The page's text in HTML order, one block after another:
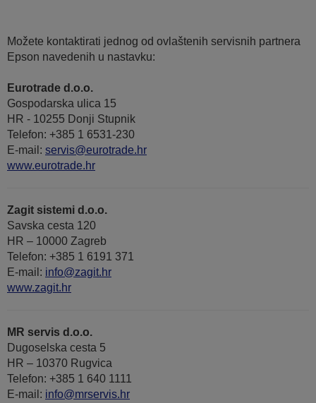
Možete kontaktirati jednog od ovlaštenih servisnih partnera
Epson navedenih u nastavku:
Eurotrade d.o.o.
Gospodarska ulica 15
HR - 10255 Donji Stupnik
Telefon: +385 1 6531-230
E-mail: servis@eurotrade.hr
www.eurotrade.hr
Zagit sistemi d.o.o.
Savska cesta 120
HR – 10000 Zagreb
Telefon: +385 1 6191 371
E-mail: info@zagit.hr
www.zagit.hr
MR servis d.o.o.
Dugoselska cesta 5
HR – 10370 Rugvica
Telefon: +385 1 640 1111
Е-mail: info@mrservis.hr